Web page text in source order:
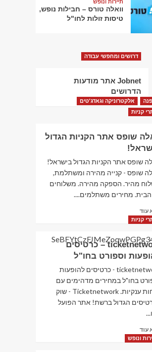
תיירות ונופש
וואלה טורס – חבילות נופש,
טיסות זולות לחו"ל
תיירות ונופש
Rentalcars – השכרת רכב
תיירות ונופש
פתאל – עד 50% הנחה
למקדימים להזמין חופשה
וחופשות בארץ ובחו"ל
וואלה טורס – חבילות נופש,
טיסות זולות לחו"ל
דרושים ומחפשי עבודה
Jobnet אתר מודעות
הדרושים
אלקטרוניקה וגאדג'טים
קניות
שופס אתר הקניות הגדול
שופס אתר הקניות הגדול בישראל!
שופס - קנייה מהירה ומשתלמת,
מהיר. הספקה מהירה. משלוחים
מחירים משתלמים....
עודRead
more
וואלה
שופס אתר
הקניות
הגדול
קניות
ticketnetwork – כרטיסים
וספורט בחו"ל
ticketnetwork - כרטיסים להופעות
בחו"ל במחירים מדהימים עם
הנחות ענקיות. Ticketnetwork - שוק
הגדול ברשת! אתר הפועל
עודRead
more
ונופש